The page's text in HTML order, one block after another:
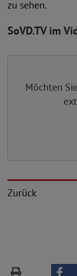
zu sehen.
SoVD.TV im
Möchten
Zurück